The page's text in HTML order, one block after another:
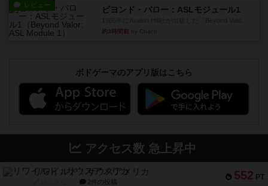
レビュー ビヨンド・バロー：ASLモジュール1
約3時間前
ボドゲーマのアプリ版はこちら
アクセス数 急上昇中
552 PT
リワイルド：サウスアメリカ
2件の投稿